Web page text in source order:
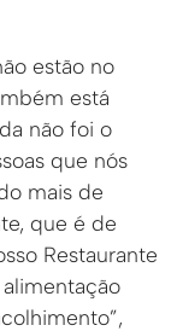
estão no
está
não foi o
que nós
mais de
que é de
Restaurante